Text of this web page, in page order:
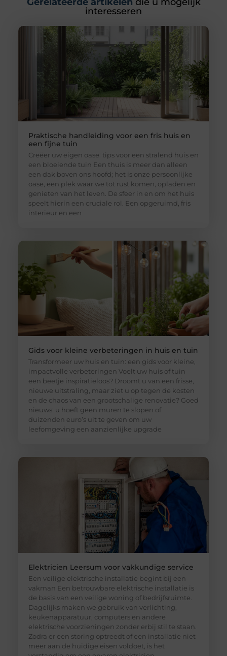
interesseren
Praktische handleiding voor een fris huis en
een fijne tuin
Creëer uw eigen oase: tips voor een stralend huis en
een bloeiende tuin Een thuis is meer dan alleen
een dak boven ons hoofd; het is onze persoonlijke
oase, een plek waar we tot rust komen, opladen en
genieten van het leven. De sfeer in en om het huis
speelt hierin een cruciale rol. Een opgeruimd, fris
interieur en een
Gids voor kleine verbeteringen in huis en tuin
Transformeer uw huis en tuin: een gids voor kleine,
impactvolle verbeteringen Voelt uw huis of tuin
een beetje inspiratieloos? Droomt u van een frisse,
nieuwe uitstraling, maar ziet u op tegen de kosten
en de chaos van een grootschalige renovatie? Goed
nieuws: u hoeft geen muren te slopen of
duizenden euro’s uit te geven om uw
leefomgeving een aanzienlijke upgrade
Elektricien Leersum voor vakkundige service
Een veilige elektrische installatie begint bij een
vakman Een betrouwbare elektrische installatie is
de basis van een veilige woning of bedrijfsruimte.
Dagelijks maken we gebruik van verlichting,
keukenapparatuur, computers en andere
elektrische voorzieningen zonder erbij stil te staan.
Zodra er een storing optreedt of een installatie niet
meer aan de huidige eisen voldoet, is het